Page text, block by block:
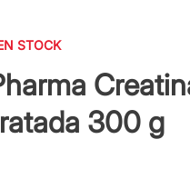
STOCK
300 g